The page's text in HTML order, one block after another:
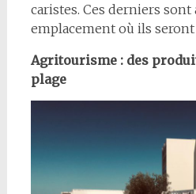
caristes. Ces derniers sont
emplacement où ils
Agritourisme : des
plage